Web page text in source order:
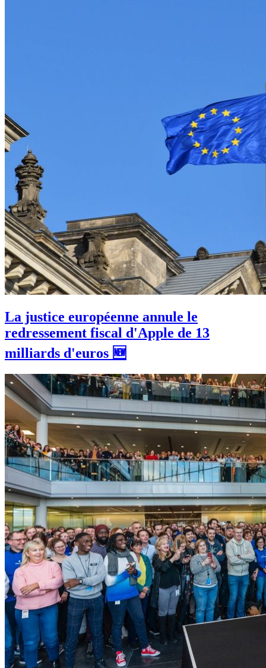
La justice européenne annule le
redressement fiscal d'Apple de 13
milliards d'euros 🆕